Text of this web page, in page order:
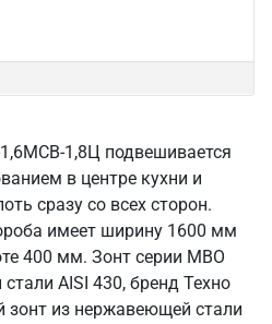
1,8Ц подвешивается
в центре кухни и
сразу со всех сторон.
имеет ширину 1600 мм
400 мм. Зонт серии МВО
AISI 430, бренд Техно
зонт из нержавеющей стали